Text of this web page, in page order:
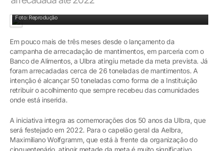
Foto: Reprodução
Em pouco mais de três meses desde o lançamento da
campanha de arrecadação de mantimentos, em parceria com o
Banco de Alimentos, a Ulbra atingiu metade da meta prevista. Já
foram arrecadadas cerca de 26 toneladas de mantimentos. A
intenção é alcançar 50 toneladas como forma de a Instituição
retribuir o acolhimento que sempre recebeu das comunidades
onde está inserida.
A iniciativa integra as comemorações dos 50 anos da Ulbra, que
será festejado em 2022. Para o capelão geral da Aelbra,
Maximiliano Wolfgramm, que está à frente da organização do
cinquentenário, atingir metade da meta é muito significativo.